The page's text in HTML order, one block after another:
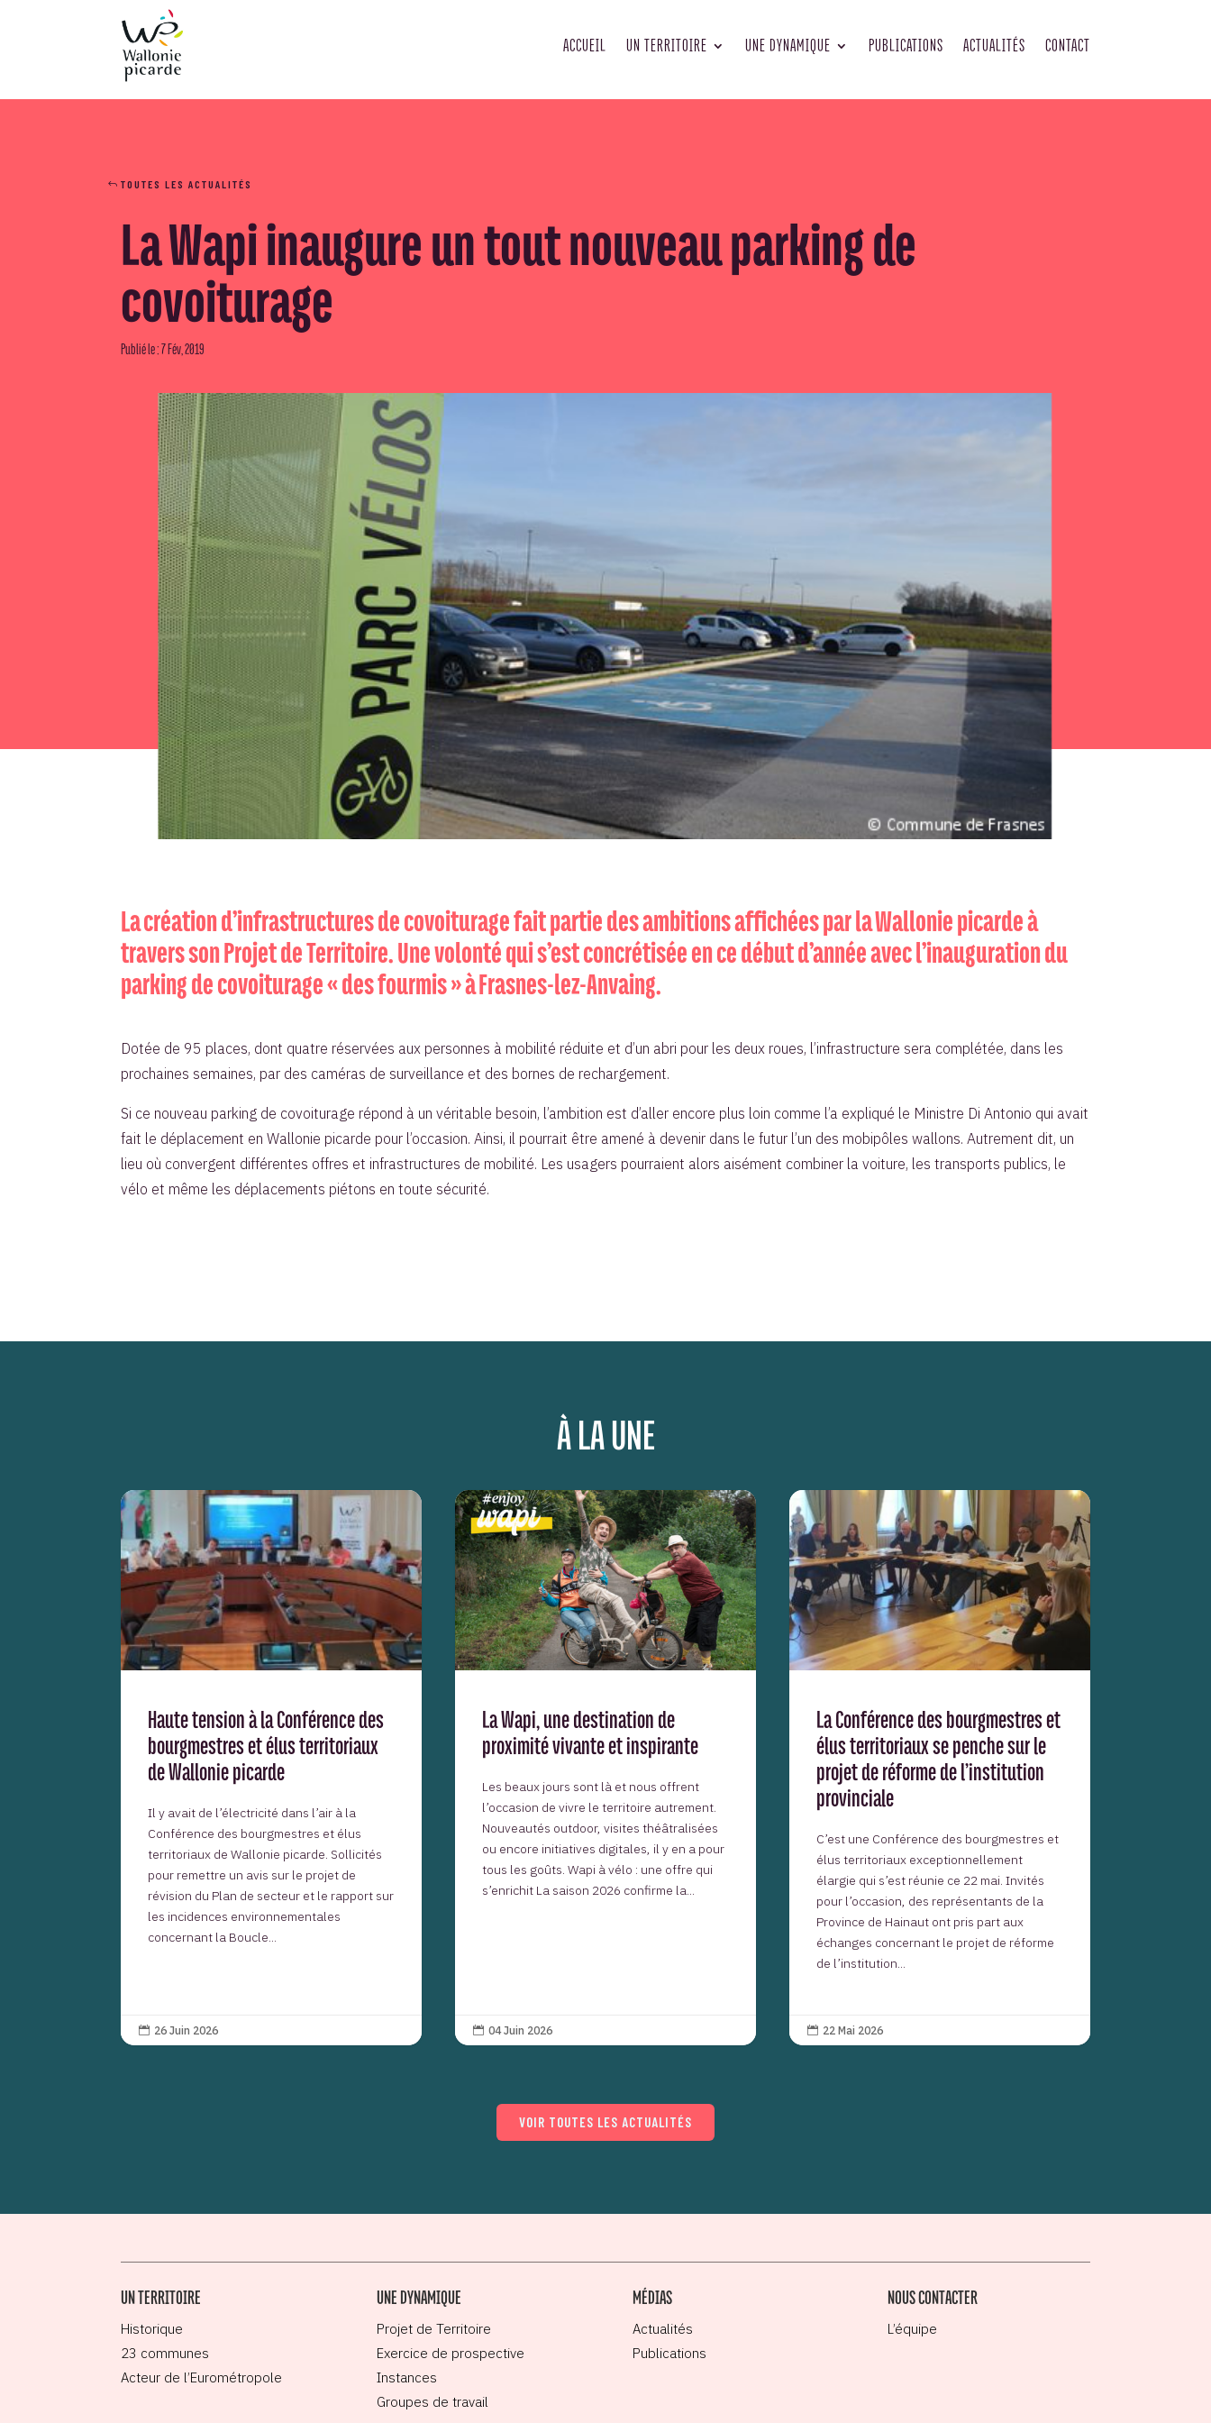
ACCUEIL UN TERRITOIRE UNE DYNAMIQUE PUBLICATIONS ACTUALITÉS CONTACT
TOUTES LES ACTUALITÉS
La Wapi inaugure un tout nouveau parking de
covoiturage
Publié le : 7 Fév, 2019
La création d’infrastructures de covoiturage fait partie des ambitions affichées par la Wallonie picarde à
travers son Projet de Territoire. Une volonté qui s’est concrétisée en ce début d’année avec l’inauguration du
parking de covoiturage « des fourmis » à Frasnes-lez-Anvaing.
Dotée de 95 places, dont quatre réservées aux personnes à mobilité réduite et d’un abri pour les deux roues, l’infrastructure sera complétée, dans les
prochaines semaines, par des caméras de surveillance et des bornes de rechargement.
Si ce nouveau parking de covoiturage répond à un véritable besoin, l’ambition est d’aller encore plus loin comme l’a expliqué le Ministre Di Antonio qui avait
fait le déplacement en Wallonie picarde pour l’occasion. Ainsi, il pourrait être amené à devenir dans le futur l’un des mobipôles wallons. Autrement dit, un
lieu où convergent différentes offres et infrastructures de mobilité. Les usagers pourraient alors aisément combiner la voiture, les transports publics, le
vélo et même les déplacements piétons en toute sécurité.
À LA UNE
Haute tension à la Conférence des
bourgmestres et élus territoriaux
de Wallonie picarde
Il y avait de l’électricité dans l’air à la
Conférence des bourgmestres et élus
territoriaux de Wallonie picarde. Sollicités
pour remettre un avis sur le projet de
révision du Plan de secteur et le rapport sur
les incidences environnementales
concernant la Boucle...
 26 Juin 2026
La Wapi, une destination de
proximité vivante et inspirante
Les beaux jours sont là et nous offrent
l’occasion de vivre le territoire autrement.
Nouveautés outdoor, visites théâtralisées
ou encore initiatives digitales, il y en a pour
tous les goûts. Wapi à vélo : une offre qui
s’enrichit La saison 2026 confirme la...
 04 Juin 2026
La Conférence des bourgmestres et
élus territoriaux se penche sur le
projet de réforme de l’institution
provinciale
C’est une Conférence des bourgmestres et
élus territoriaux exceptionnellement
élargie qui s’est réunie ce 22 mai. Invités
pour l’occasion, des représentants de la
Province de Hainaut ont pris part aux
échanges concernant le projet de réforme
de l’institution...
 22 Mai 2026
VOIR TOUTES LES ACTUALITÉS
UN TERRITOIRE
Historique
23 communes
Acteur de l’Eurométropole
UNE DYNAMIQUE
Projet de Territoire
Exercice de prospective
Instances
Groupes de travail
MÉDIAS
Actualités
Publications
NOUS CONTACTER
L’équipe